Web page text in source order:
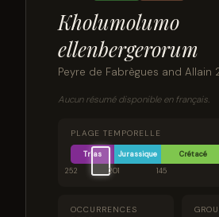
Kholumolumo
ellenbergerorum
Peyre de Fabrègues and Allain
Aucun résumé disponible en français.
PLAGE TEMPORELLE
Trias Jurassique Crétacé
252
201 145
OCCURRENCES